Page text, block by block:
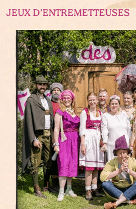
JEUX D’ENTREMETTEUSES